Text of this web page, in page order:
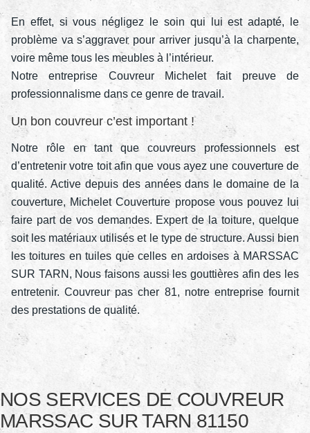
En effet, si vous négligez le soin qui lui est adapté, le
problème va s’aggraver pour arriver jusqu’à la charpente,
voire même tous les meubles à l’intérieur.
Notre entreprise Couvreur Michelet fait preuve de
professionnalisme dans ce genre de travail.
Un bon couvreur c’est important !
Notre rôle en tant que couvreurs professionnels est
d’entretenir votre toit afin que vous ayez une couverture de
qualité. Active depuis des années dans le domaine de la
couverture, Michelet Couverture propose vous pouvez lui
faire part de vos demandes. Expert de la toiture, quelque
soit les matériaux utilisés et le type de structure. Aussi bien
les toitures en tuiles que celles en ardoises à MARSSAC
SUR TARN, Nous faisons aussi les gouttières afin des les
entretenir. Couvreur pas cher 81, notre entreprise fournit
des prestations de qualité.
NOS SERVICES DE COUVREUR
MARSSAC SUR TARN 81150